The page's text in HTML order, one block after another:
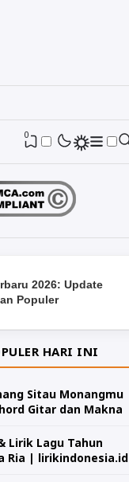
0
2026: Update
Populer
HARI INI
Sitau Monangmu
Gitar dan Makna
Lirik Lagu Tahun
Ria | lirikindonesia.id